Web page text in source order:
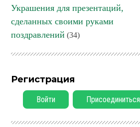
Украшения для презентаций,
сделанных своими руками
поздравлений (34)
Регистрация
Войти Присоединиться